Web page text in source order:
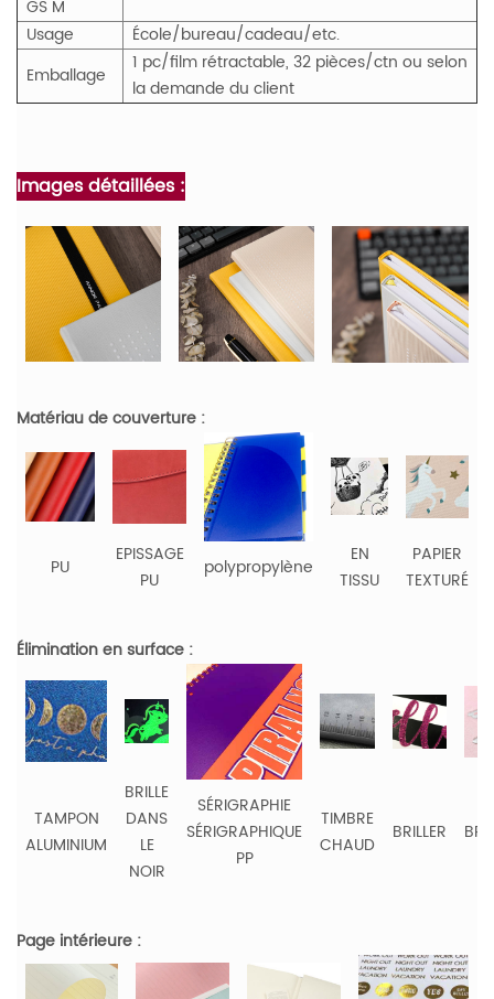
GS M
Usage
École/bureau/cadeau/etc.
Emballage
1 pc/film rétractable, 32 pièces/ctn ou selon
la demande du client
Images détaillées :
Matériau de couverture :
PU
EPISSAGE
PU
polypropylène
EN
TISSU
PAPIER
TEXTURÉ
Élimination en surface :
TAMPON
ALUMINIUM
BRILLE
DANS
LE
NOIR
SÉRIGRAPHIE
SÉRIGRAPHIQUE
PP
TIMBRE
CHAUD
BRILLER
Page intérieure :